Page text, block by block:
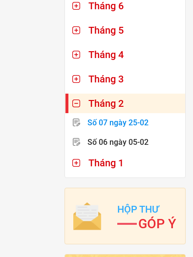
Tháng 6
Tháng 5
Tháng 4
Tháng 3
Tháng 2
Số 07 ngày 25-02
Số 06 ngày 05-02
Tháng 1
HỘP THƯ
GÓP Ý